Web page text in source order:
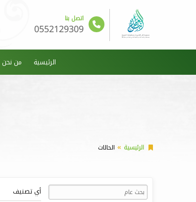
اتصل بنا
0552129309
الرئيسية من نحن
الرئيسية الحالات
أي تصنيف